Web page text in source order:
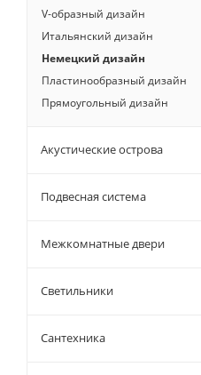
V-образный дизайн
Итальянский дизайн
Немецкий дизайн
Пластинообразный дизайн
Прямоугольный дизайн
Акустические острова
Подвесная система
Межкомнатные двери
Светильники
Сантехника